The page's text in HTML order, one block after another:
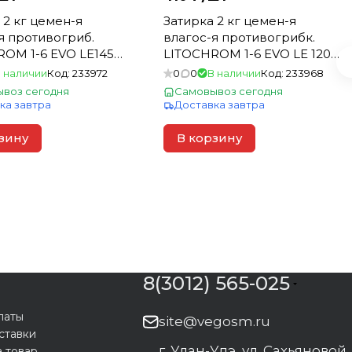
2 кг цемен-я
противогриб.
1-6 EVO LE145
для швов 1-6
наличииКод: 233972
сегодня
завтра
Затирка 2 кг цемен-я
влагос-я противогрибк.
LITOCHROM 1-6 EVO LE 120
жемч.-серый для швов 1-
6мм (15)
0 0 В наличииКод: 233968
Самовывоз сегодня
Доставка завтра
В корзину
8(3012) 565-025
site@vegosm.ru